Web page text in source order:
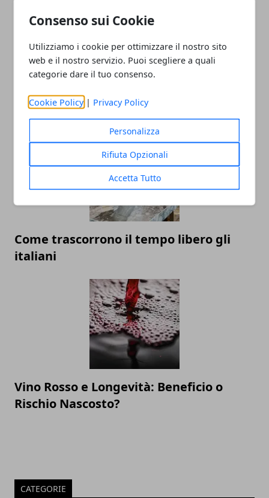
Consenso sui Cookie
Utilizziamo i cookie per ottimizzare il nostro sito
web e il nostro servizio. Puoi scegliere a quali
categorie dare il tuo consenso.
Cookie Policy | Privacy Policy
Personalizza
Rifiuta Opzionali
Accetta Tutto
I migliori lavori da fare da casa nel 2025
Come trascorrono il tempo libero gli
italiani
Vino Rosso e Longevità: Beneficio o
Rischio Nascosto?
CATEGORIE